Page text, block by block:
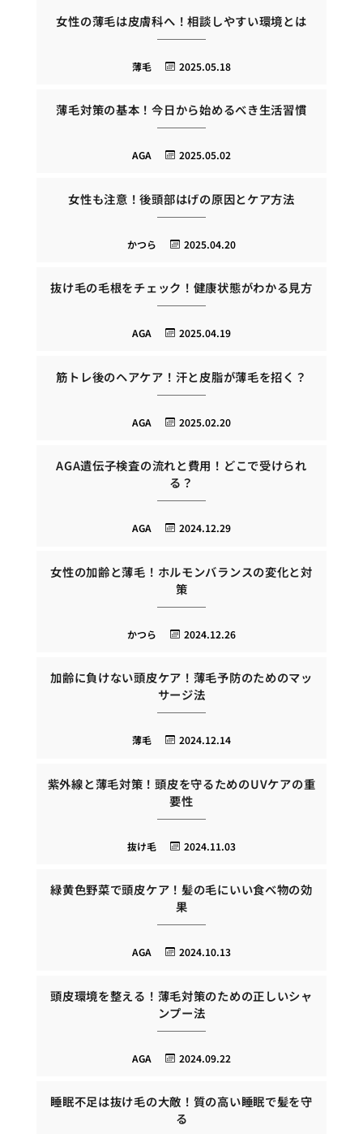
女性の薄毛は皮膚科へ！相談しやすい環境とは
2025.05.18
薄毛
薄毛対策の基本！今日から始めるべき生活習慣
2025.05.02
AGA
女性も注意！後頭部はげの原因とケア方法
2025.04.20
かつら
抜け毛の毛根をチェック！健康状態がわかる見方
2025.04.19
AGA
筋トレ後のヘアケア！汗と皮脂が薄毛を招く？
2025.02.20
AGA
AGA遺伝子検査の流れと費用！どこで受けられ
る？
2024.12.29
AGA
女性の加齢と薄毛！ホルモンバランスの変化と対
策
2024.12.26
かつら
加齢に負けない頭皮ケア！薄毛予防のためのマッ
サージ法
2024.12.14
薄毛
紫外線と薄毛対策！頭皮を守るためのUVケアの重
要性
2024.11.03
抜け毛
緑黄色野菜で頭皮ケア！髪の毛にいい食べ物の効
果
2024.10.13
AGA
頭皮環境を整える！薄毛対策のための正しいシャ
ンプー法
2024.09.22
AGA
睡眠不足は抜け毛の大敵！質の高い睡眠で髪を守
る